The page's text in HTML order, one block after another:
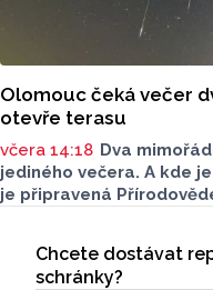
Olomouc čeká večer
otevře terasu
včera 14:18 Dva
jediného večera. A kde
je připravená
pohlédnout na slunce
Odběr
Chcete dostávat
schránky?